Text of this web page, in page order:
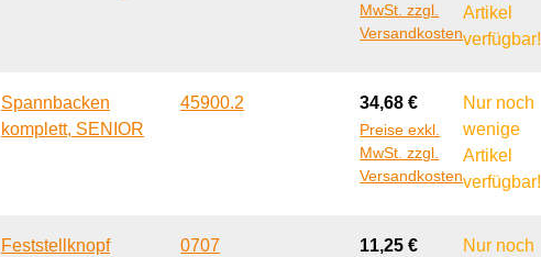
MwSt. zzgl.
Versandkosten
Artikel
verfügbar!
Spannbacken
komplett, SENIOR
45900.2 Regulärer Preis:
34,68 €
Preise exkl.
MwSt. zzgl.
Versandkosten
Nur noch
wenige
Artikel
verfügbar!
Feststellknopf
0707 Regulärer Preis:
11,25 €
Nur noch